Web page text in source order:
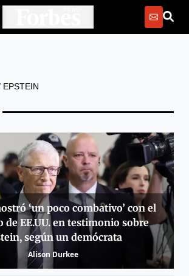
EPSTEIN
‘un poco combativo’ con el
de EE.UU. en testimonio sobre
según un demócrata
Alison Durkee